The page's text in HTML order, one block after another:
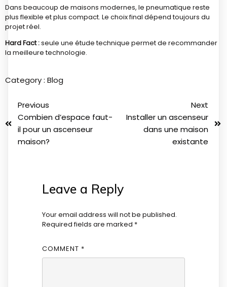
Dans beaucoup de maisons modernes, le pneumatique reste
plus flexible et plus compact. Le choix final dépend toujours du
projet réel.
Hard Fact :seule une étude technique permet de recommander
la meilleure technologie.
Category : Blog
Previous
Combien d’espace faut-
il pour un ascenseur
maison?
Next
Installer un ascenseur
dans une maison
existante
Leave a Reply
Your email address will not be published.
Required fields are marked *
COMMENT *